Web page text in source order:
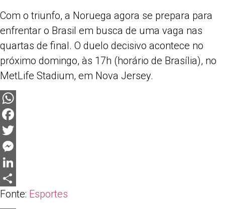
Com o triunfo, a Noruega agora se prepara para
enfrentar o Brasil em busca de uma vaga nas
quartas de final. O duelo decisivo acontece no
próximo domingo, às 17h (horário de Brasília), no
MetLife Stadium, em Nova Jersey.
WhatsApp
Facebook
Twitter
Messenger
LinkedIn
Share
Fonte: Esportes